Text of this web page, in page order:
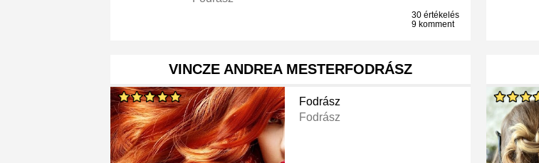
30 értékelés
9 komment
VINCZE ANDREA MESTERFODRÁSZ
Fodrász
Fodrász